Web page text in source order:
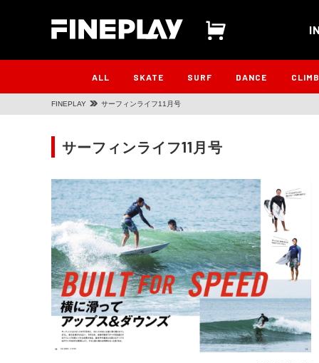
ALL SKATE SURF DANCE CLIMB
FINEPLAY サーフィンライフ11月号
サーフィンライフ11月号